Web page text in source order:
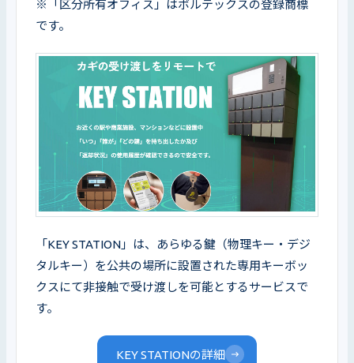
※「区分所有オフィス」はボルテックスの登録商標
です。
「KEY STATION」は、あらゆる鍵（物理キー・デジ
タルキー）を公共の場所に設置された専用キーボッ
クスにて非接触で受け渡しを可能とするサービスで
す。
KEY STATIONの詳細